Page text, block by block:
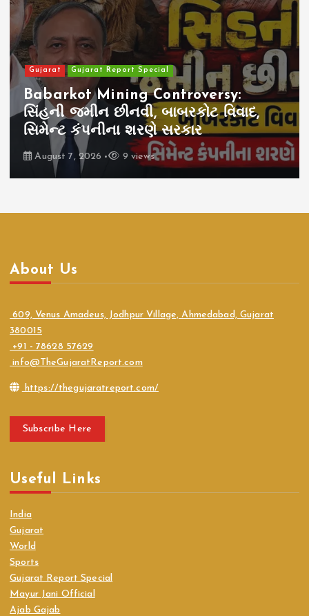
Gujarat Gujarat Report Special
Babarkot Mining Controversy:
સિંહની જમીન છીનવી, બાબરકોટ વિવાદ,
સિમેન્ટ કંપનીના શરણે સરકાર
August 7, 2026 9 views
About Us
609, Venus Amadeus, Jodhpur Village, Ahmedabad, Gujarat
380015
+91 - 78628 57629
info@TheGujaratReport.com
https://thegujaratreport.com/
Subscribe Here
Useful Links
India
Gujarat
World
Sports
Gujarat Report Special
Mayur Jani Official
Ajab Gajab